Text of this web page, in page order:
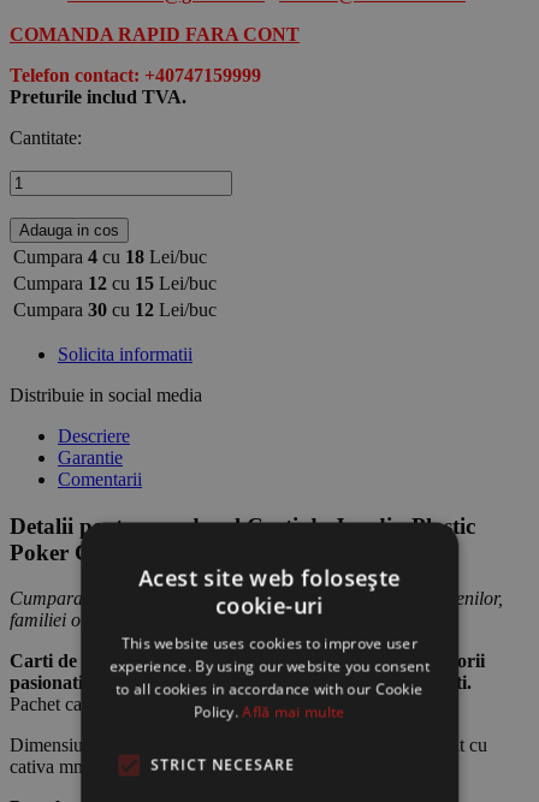
COMANDA RAPID FARA CONT
Telefon contact: +40747159999
Preturile includ TVA.
Cantitate:
Adauga in cos
Cumpara 4 cu 18 Lei/buc
Cumpara 12 cu 15 Lei/buc
Cumpara 30 cu 12 Lei/buc
Solicita informatii
Distribuie in social media
Descriere
Garantie
Comentarii
Detalii pentru produsul Carti de Joc din Plastic
Poker Club
Cumpara Ieftin pentru tine, sau ofera produsul cadou prietenilor,
familiei ori colegilor.
Carti de Joc 100% din Plastic Poker Club pentru jucatorii
pasionati de jocul de poker sau de diverse jocuri de carti.
Pachet carti de joc de calitate, fabricate din plastic.
Dimensiune cutie: 9x6cm ( Dimensiunile cartilor de joc sunt cu
cativa mm mai mici)
Acest site web folosește
cookie-uri
This website uses cookies to improve user
experience. By using our website you consent
to all cookies in accordance with our Cookie
Policy.Află mai multe
STRICT NECESARE